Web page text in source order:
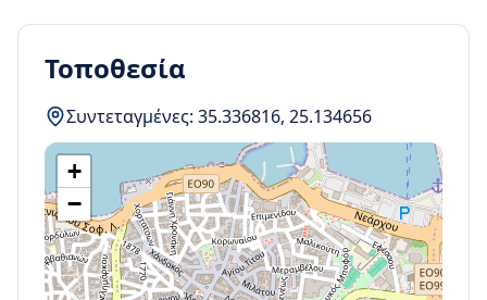
Τοποθεσία
Συντεταγμένες: 35.336816, 25.134656
+
−